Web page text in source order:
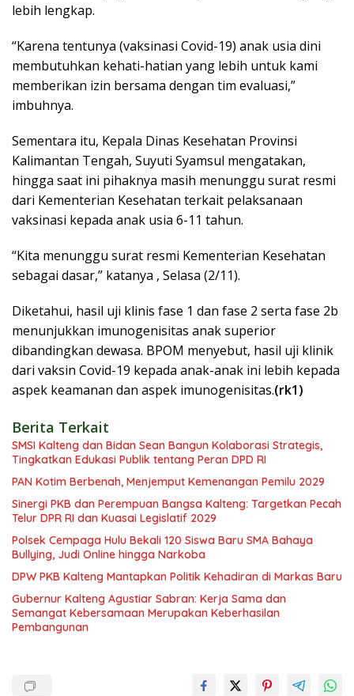
lebih lengkap.
“Karena tentunya (vaksinasi Covid-19) anak usia dini
membutuhkan kehati-hatian yang lebih untuk kami
memberikan izin bersama dengan tim evaluasi,”
imbuhnya.
Sementara itu, Kepala Dinas Kesehatan Provinsi
Kalimantan Tengah, Suyuti Syamsul mengatakan,
hingga saat ini pihaknya masih menunggu surat resmi
dari Kementerian Kesehatan terkait pelaksanaan
vaksinasi kepada anak usia 6-11 tahun.
“Kita menunggu surat resmi Kementerian Kesehatan
sebagai dasar,” katanya , Selasa (2/11).
Diketahui, hasil uji klinis fase 1 dan fase 2 serta fase 2b
menunjukkan imunogenisitas anak superior
dibandingkan dewasa. BPOM menyebut, hasil uji klinik
dari vaksin Covid-19 kepada anak-anak ini lebih kepada
aspek keamanan dan aspek imunogenisitas.(rk1)
Berita Terkait
SMSI Kalteng dan Bidan Sean Bangun Kolaborasi Strategis,
Tingkatkan Edukasi Publik tentang Peran DPD RI
PAN Kotim Berbenah, Menjemput Kemenangan Pemilu 2029
Sinergi PKB dan Perempuan Bangsa Kalteng: Targetkan Pecah
Telur DPR RI dan Kuasai Legislatif 2029
Polsek Cempaga Hulu Bekali 120 Siswa Baru SMA Bahaya
Bullying, Judi Online hingga Narkoba
DPW PKB Kalteng Mantapkan Politik Kehadiran di Markas Baru
Gubernur Kalteng Agustiar Sabran: Kerja Sama dan
Semangat Kebersamaan Merupakan Keberhasilan
Pembangunan